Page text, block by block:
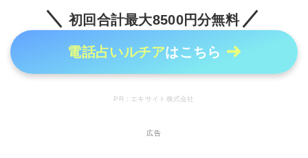
初回合計最大8500円分無料
電話占いルチアはこちら
PR：エキサイト株式会社
広告